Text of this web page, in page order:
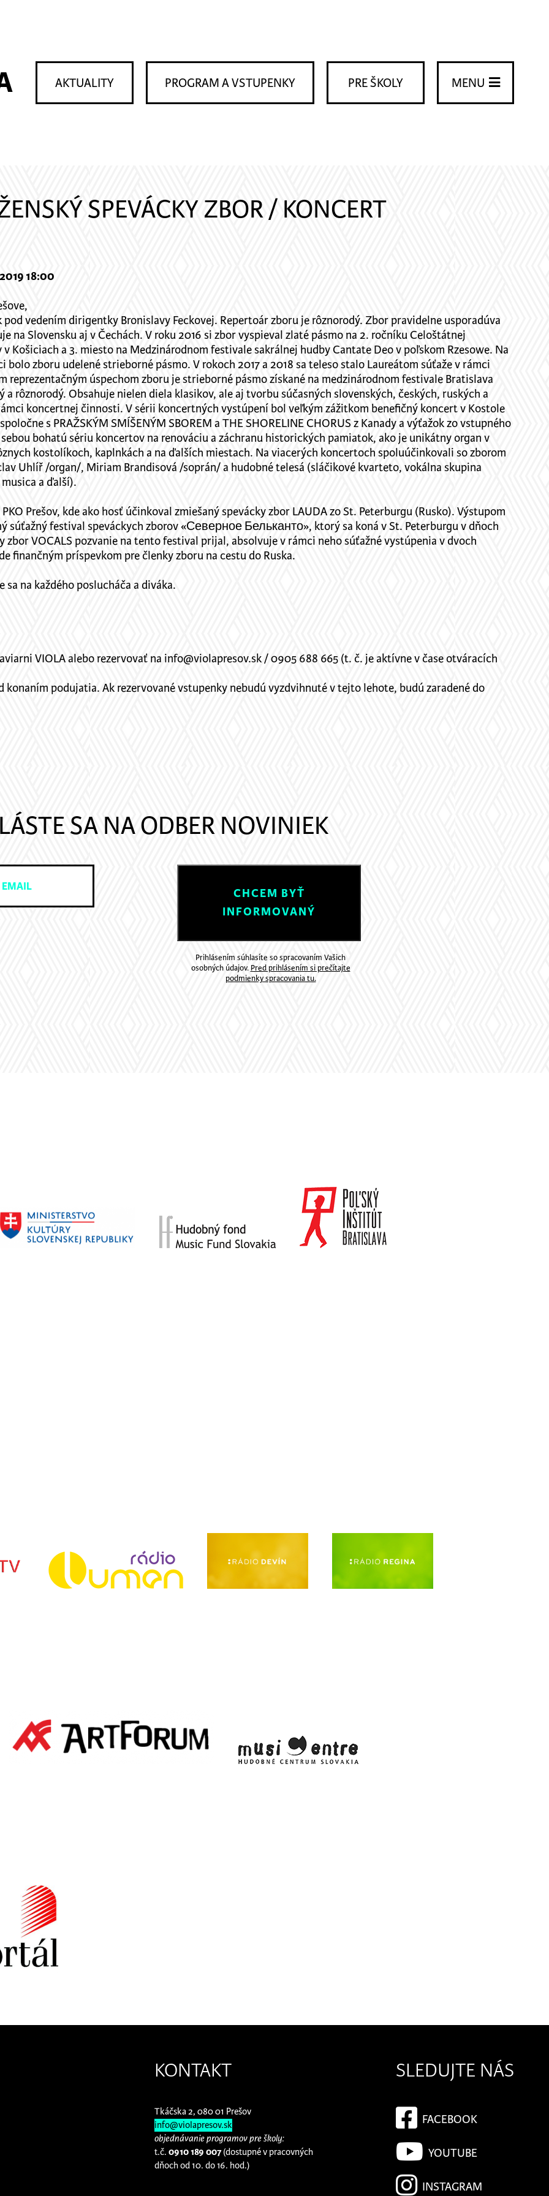
MENU
PRE ŠKOLY
PROGRAM A VSTUPENKY
AKTUALITY
SPEVÁCKY ZBOR / KONCERT
18:00
vedením dirigentky Bronislavy Feckovej. Repertoár zboru je rôznorodý. Zbor pravidelne usporadúva
na Slovensku aj v Čechách. V roku 2016 si zbor vyspieval zlaté pásmo na 2. ročníku Celoštátnej
Košiciach a 3. miesto na Medzinárodnom festivale sakrálnej hudby Cantate Deo v poľskom Rzesowe. Na
bolo zboru udelené strieborné pásmo. V rokoch 2017 a 2018 sa teleso stalo Laureátom súťaže v rámci
reprezentačným úspechom zboru je strieborné pásmo získané na medzinárodnom festivale Bratislava
rôznorodý. Obsahuje nielen diela klasikov, ale aj tvorbu súčasných slovenských, českých, ruských a
koncertnej činnosti. V sérii koncertných vystúpení bol veľkým zážitkom benefičný koncert v Kostole
s PRAŽSKÝM SMÍŠENÝM SBOREM a THE SHORELINE CHORUS z Kanady a výťažok zo vstupného
bohatú sériu koncertov na renováciu a záchranu historických pamiatok, ako je unikátny organ v
kostolíkoch, kaplnkách a na ďalších miestach. Na viacerých koncertoch spoluúčinkovali so zborom
Uhlíř /organ/, Miriam Brandisová /soprán/ a hudobné telesá (sláčikové kvarteto, vokálna skupina
a ďalší).
Prešov, kde ako hosť účinkoval zmiešaný spevácky zbor LAUDA zo St. Peterburgu (Rusko). Výstupom
súťažný festival speváckych zborov «Северное Бельканто», ktorý sa koná v St. Peterburgu v dňoch
zbor VOCALS pozvanie na tento festival prijal, absolvuje v rámci neho súťažné vystúpenia v dvoch
finančným príspevkom pre členky zboru na cestu do Ruska.
na každého poslucháča a diváka.
VIOLA alebo rezervovať na info@violapresov.sk / 0905 688 665 (t. č. je aktívne v čase otváracích
podujatia. Ak rezervované vstupenky nebudú vyzdvihnuté v tejto lehote, budú zaradené do
SA NA ODBER NOVINIEK
CHCEM BYŤ
INFORMOVANÝ
Prihlásením súhlasíte so spracovaním Vašich
osobných údajov. Pred prihlásením si prečítajte
podmienky spracovania tu.
SLEDUJTE NÁS
FACEBOOK
YOUTUBE
INSTAGRAM
KONTAKT
Tkáčska 2, 080 01 Prešov
info@violapresov.sk
objednávanie programov pre školy:
t.č.0910 189 007(dostupné v pracovných
dňoch od 10. do 16. hod.)